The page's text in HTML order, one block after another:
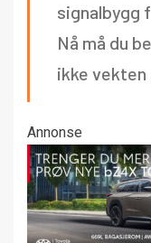
signalbygg
Nå må du
ikke
Annonse